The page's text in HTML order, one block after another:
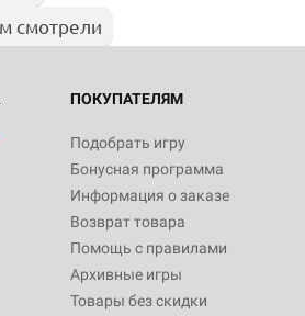
смотрели
ПОКУПАТЕЛЯМ
Подобрать игру
Бонусная программа
Информация о заказе
Возврат товара
Помощь с правилами
Архивные игры
Товары без скидки